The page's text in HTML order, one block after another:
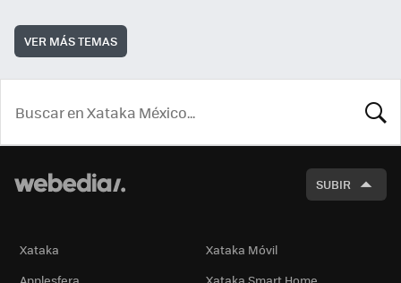
VER MÁS TEMAS
SUBIR
Xataka
Xataka Móvil